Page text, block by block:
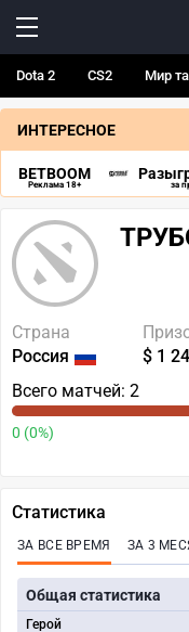
Dota 2 CS2 Мир
ИНТЕРЕСНОЕ
BETBOOM
Реклама 18+ за
Страна
Россия
$ 1
Всего матчей: 2
0 (0%)
Статистика
ЗА ВСЕ ВРЕМЯ ЗА 3
Общая статистика
Герой